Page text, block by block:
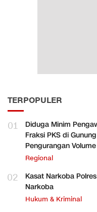
TERPOPULER
01
Diduga Minim
Fraksi PKS di
Pengurangan Volume
Regional
02
Kasat Narkoba
Narkoba
Hukum & Kriminal